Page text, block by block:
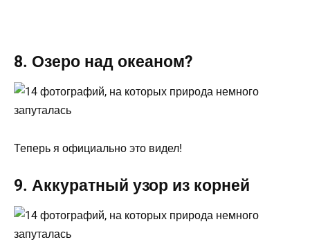
8. Озеро над океаном?
Теперь я официально это видел!
9. Аккуратный узор из корней